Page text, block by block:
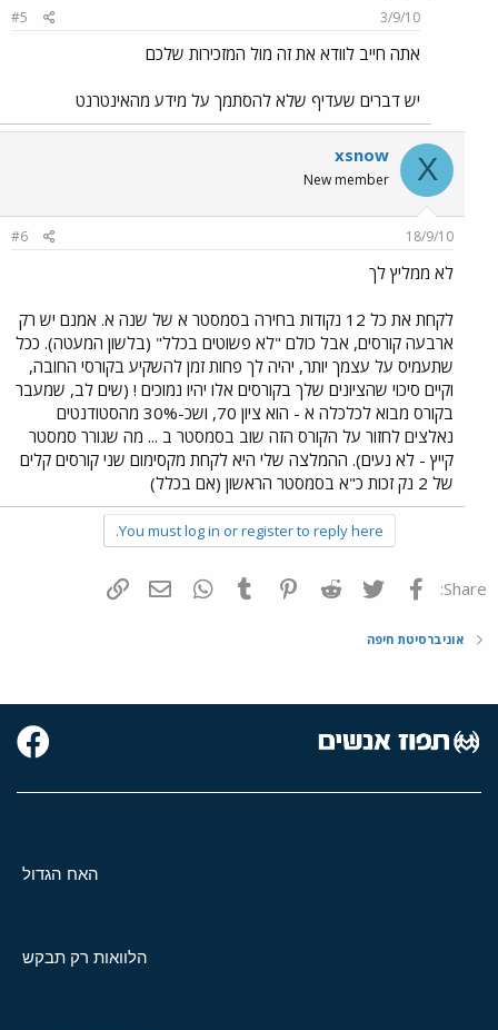
3/9/10
#5
אתה חייב לוודא את זה מול המזכירות שלכם
יש דברים שעדיף שלא להסתמך על מידע מהאינטרנט
X
xsnow
New member
18/9/10
#6
לא ממליץ לך
לקחת את כל 12 נקודות בחירה בסמסטר א של שנה א. אמנם יש רק
ארבעה קורסים, אבל כולם "לא פשוטים בכלל" (בלשון המעטה). ככל
שתעמיס על עצמך יותר, יהיה לך פחות זמן להשקיע בקורסי החובה,
וקיים סיכוי שהציונים שלך בקורסים אלו יהיו נמוכים ! (שים לב, שמעבר
בקורס מבוא לכלכלה א - הוא ציון 70, ושכ-30% מהסטודנטים
נאלצים לחזור על הקורס הזה שוב בסמסטר ב ... מה שגורר סמסטר
קייץ - לא נעים). ההמלצה שלי היא לקחת מקסימום שני קורסים קלים
של 2 נק זכות כ"א בסמסטר הראשון (אם בכלל)
You must log in or register to reply here.
Share: פייסבוק Twitter
Reddit
Pinterest
Tumblr
WhatsAppדואר אלקטרוני
אוניברסיטת חיפה
האח הגדול
הלוואות רק תבקש